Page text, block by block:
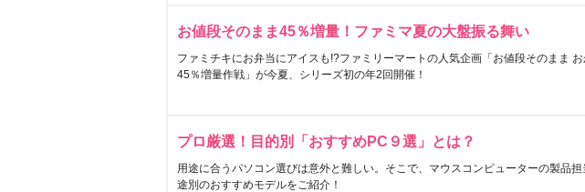
お値段そのまま45％増量！ファミマ夏の大盤振る舞い
ファミチキにお弁当にアイスも!?ファミリーマートの人気企画「お値段そのまま お
45％増量作戦」が今夏、シリーズ初の年2回開催！
プロ厳選！目的別「おすすめPC９選」とは？
用途に合うパソコン選びは意外と難しい。そこで、マウスコンピューターの製品担
途別のおすすめモデルをご紹介！